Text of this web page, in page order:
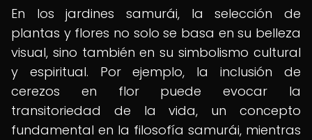
En los jardines samurái, la selección de
plantas y flores no solo se basa en su belleza
visual, sino también en su simbolismo cultural
y espiritual. Por ejemplo, la inclusión de
cerezos en flor puede evocar la
transitoriedad de la vida, un concepto
fundamental en la filosofía samurái, mientras